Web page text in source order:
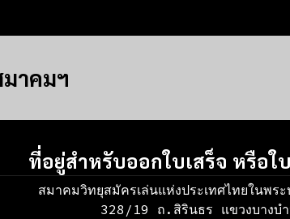
าคมฯ
ที่อยู่สำหรับออกใบเสร็จ หรือ
สมาคมวิทยุสมัครเล่นแห่งประเทศไทยในพร
328/19 ถ.สิรินธร แขวงบางบ